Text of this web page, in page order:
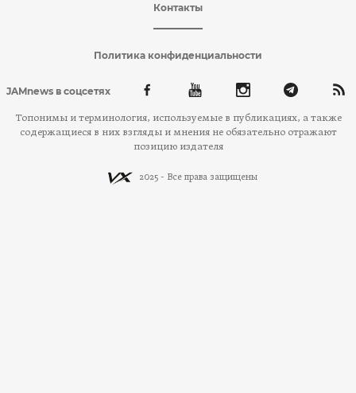
Контакты
Политика конфиденциальности
JAMnews в соцсетях
Топонимы и терминология, используемые в публикациях, а также
содержащиеся в них взгляды и мнения не обязательно отражают
позицию издателя
2025 - Все права защищены